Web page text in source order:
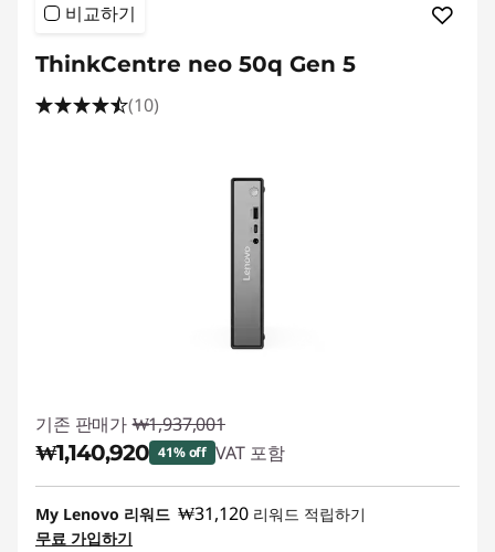
비교하기
ThinkCentre neo 50q Gen 5
(10)
기존 판매가 ₩1,937,001
₩1,140,920 41% off VAT 포함
즉시 할인: :-₩796,081
My Lenovo 리워드 ₩31,120 리워드 적립하기
무료 가입하기